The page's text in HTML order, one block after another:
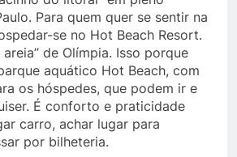
Para quem quer se sentir na
se no Hot Beach Resort.
de Olímpia. Isso porque
aquático Hot Beach, com
os hóspedes, que podem ir e
É conforto e praticidade
carro, achar lugar para
por bilheteria.